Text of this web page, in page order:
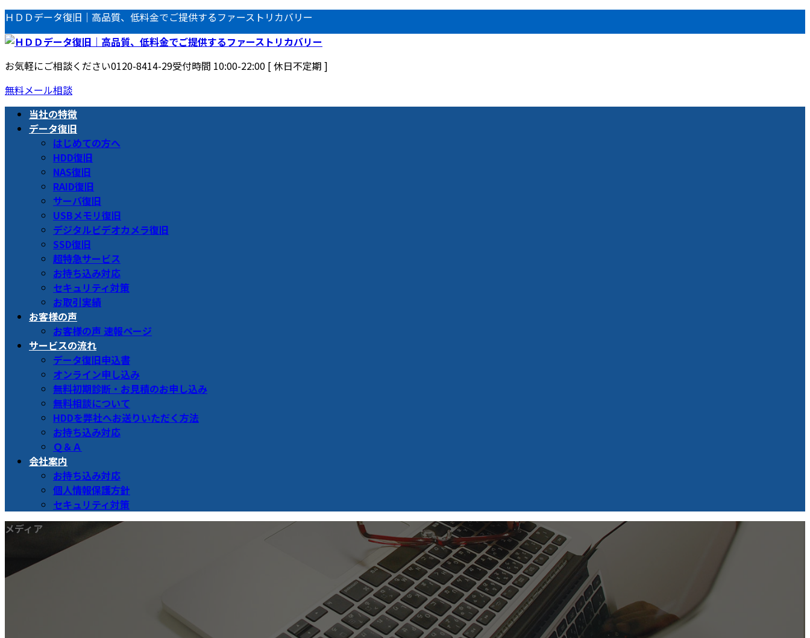
コ
ン
テ
ン
ツ
へ
ス
ナ
ビ
ゲ
ー
シ
ョ
ン
ＨＤＤデータ復旧｜高品質、低料金でご提供するファーストリカバリー
お気軽にご相談ください0120-8414-29受付時間 10:00-22:00 [ 休日不定期 ]
無料メール相談
当社の特徴
データ復旧
はじめての方へ
HDD復旧
NAS復旧
RAID復旧
サーバ復旧
USBメモリ復旧
デジタルビデオカメラ復旧
SSD復旧
超特急サービス
お持ち込み対応
セキュリティ対策
お取引実績
お客様の声
お客様の声 速報ページ
サービスの流れ
データ復旧申込書
オンライン申し込み
無料初期診断・お見積のお申し込み
無料相談について
HDDを弊社へお送りいただく方法
お持ち込み対応
Ｑ＆Ａ
会社案内
お持ち込み対応
個人情報保護方針
セキュリティ対策
メディア